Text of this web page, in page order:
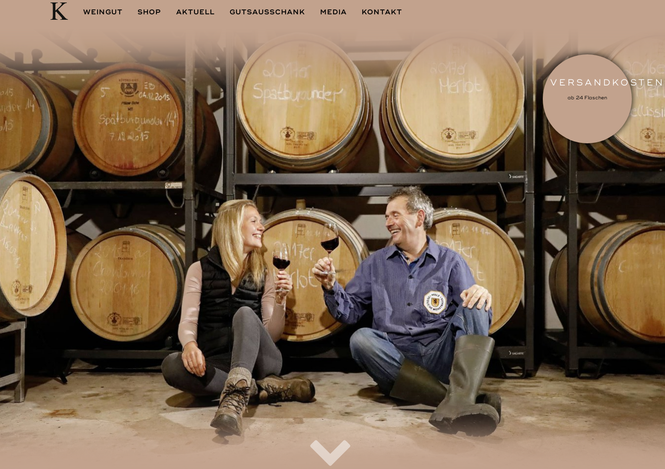
WEINGUT SHOP AKTUELL GUTSAUSSCHANK MEDIA KONTAKT
ab 24 Flaschen